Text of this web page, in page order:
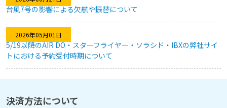
★★★★★
キャンセル対応
台風7号の影響による欠航や振替について
2026年05月01日
5/19以降のAIR DO・スターフライヤー・ソラシド・IBXの弊社サイ
トにおける予約受付時期について
決済方法について